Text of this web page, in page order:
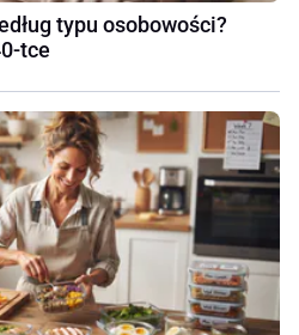
typu osobowości?
tce